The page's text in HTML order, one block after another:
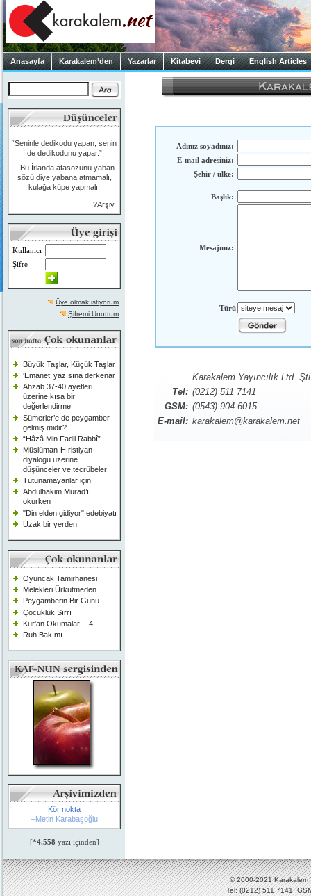
Anasayfa Karakalem’den Yazarlar Kitabevi Dergi English Articles
“Seninle dedikodu yapan, senin
de dedikodunu yapar.”
--Bu İrlanda atasözünü yaban
sözü diye yabana atmamalı,
kulağa küpe yapmalı.
?Arşiv
Kullanıcı
Şifre
Üye olmak istiyorum
Şifremi Unuttum
Büyük Taşlar, Küçük Taşlar
‘Emanet’ yazısına derkenar
Ahzab 37-40 ayetleri
üzerine kısa bir
değerlendirme
Sümerler’e de peygamber
gelmiş midir?
“Hâzâ Min Fadli Rabbî”
Müslüman-Hıristiyan
diyalogu üzerine
düşünceler ve tecrübeler
Tutunamayanlar için
Abdülhakim Murad’ı
okurken
"Din elden gidiyor" edebiyatı
Uzak bir yerden
Oyuncak Tamirhanesi
Melekleri Ürkütmeden
Peygamberin Bir Günü
Çocukluk Sırrı
Kur'an Okumaları - 4
Ruh Bakımı
Kör nokta
–Metin Karabaşoğlu
[*4.558 yazı içinden]
Adınız soyadınız:
E-mail adresiniz:
Şehir / ülke:
Başlık:
Mesajınız:
Türü
Karakalem Yayıncılık Ltd.
Tel: (0212) 511 7141
GSM: (0543) 904 6015
E-mail: karakalem@karakalem.net
© 2000-2021 Karakalem
Tel: (0212) 511 7141